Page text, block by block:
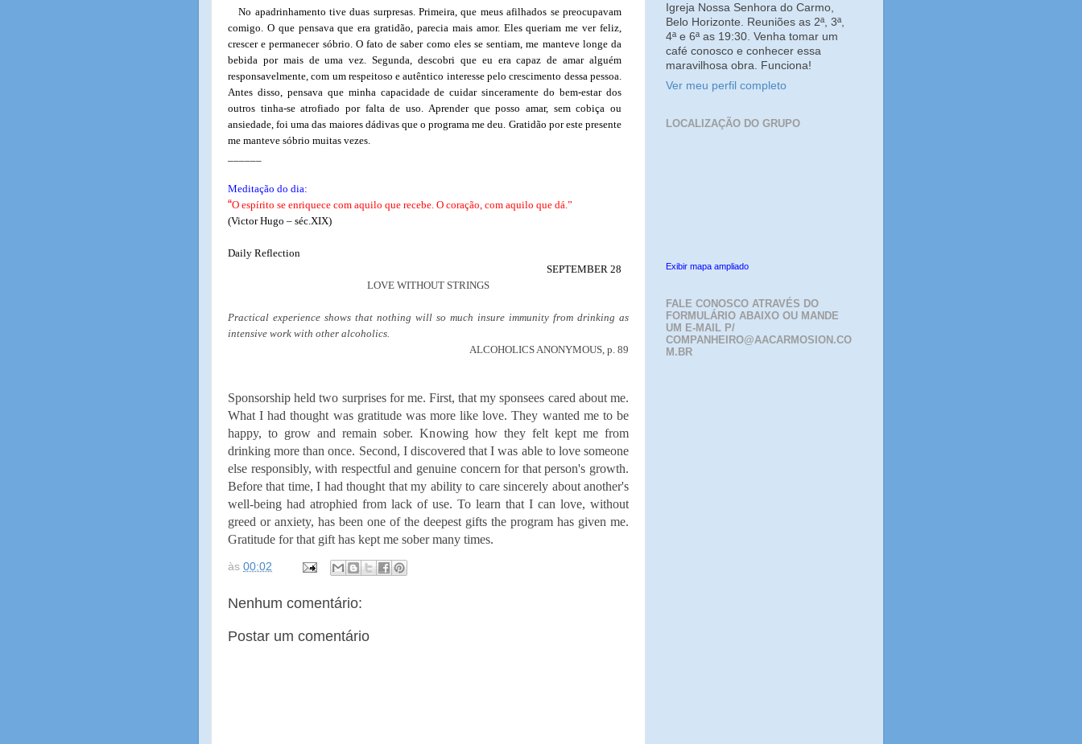
No apadrinhamento tive duas surpresas. Primeira, que meus afilhados se preocupavam
comigo. O que pensava que era gratidão, parecia mais amor. Eles queriam me ver feliz,
crescer e permanecer sóbrio. O fato de saber como eles se sentiam, me manteve longe da
bebida por mais de uma vez. Segunda, descobri que eu era capaz de amar alguém
responsavelmente, com um respeitoso e autêntico interesse pelo crescimento dessa pessoa.
Antes disso, pensava que minha capacidade de cuidar sinceramente do bem-estar dos
outros tinha-se atrofiado por falta de uso. Aprender que posso amar, sem cobiça ou
ansiedade, foi uma das maiores dádivas que o programa me deu. Gratidão por este presente
me manteve sóbrio muitas vezes.
Meditação do dia:
“O espírito se enriquece com aquilo que recebe. O coração, com aquilo que dá.”
(Victor Hugo – séc.XIX)
Daily Reflection
SEPTEMBER 28
LOVE WITHOUT STRINGS
Practical experience shows that nothing will so much insure immunity from drinking as
intensive work with other alcoholics.
ALCOHOLICS ANONYMOUS, p. 89
Sponsorship held two surprises for me. First, that my sponsees cared about me.
What I had thought was gratitude was more like love. They wanted me to be
happy, to grow and remain sober. Knowing how they felt kept me from
drinking more than once. Second, I discovered that I was able to love someone
else responsibly, with respectful and genuine concern for that person's growth.
Before that time, I had thought that my ability to care sincerely about another's
well-being had atrophied from lack of use. To learn that I can love, without
greed or anxiety, has been one of the deepest gifts the program has given me.
Gratitude for that gift has kept me sober many times.
às 00:02
Nenhum comentário:
Postar um comentário
Igreja Nossa Senhora do Carmo,
Belo Horizonte. Reuniões as 2ª, 3ª,
4ª e 6ª as 19:30. Venha tomar um
café conosco e conhecer essa
maravilhosa obra. Funciona!
Ver meu perfil completo
LOCALIZAÇÃO DO GRUPO
Exibir mapa ampliado
FALE CONOSCO ATRAVÉS DO
FORMULÁRIO ABAIXO OU MANDE
UM E-MAIL P/
COMPANHEIRO@AACARMOSION.CO
M.BR